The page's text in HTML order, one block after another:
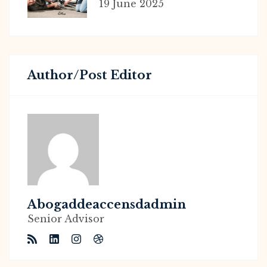
Lesiona Mientras Vas
19 June 2025
Author/post Editor
Abogaddeaccensdadmin
Senior Advisor